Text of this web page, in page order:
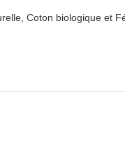
Coton biologique et